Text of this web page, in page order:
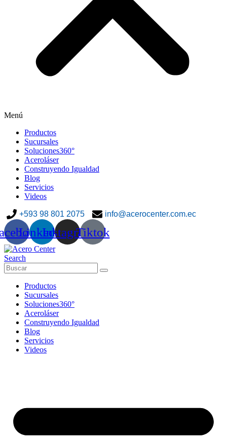
Menú
Productos
Sucursales
Soluciones360°
Aceroláser
Construyendo Igualdad
Blog
Servicios
Videos
+593 98 801 2075 info@acerocenter.com.ec
LinkedinInstagramTiktok
Search
Productos
Sucursales
Soluciones360°
Aceroláser
Construyendo Igualdad
Blog
Servicios
Videos